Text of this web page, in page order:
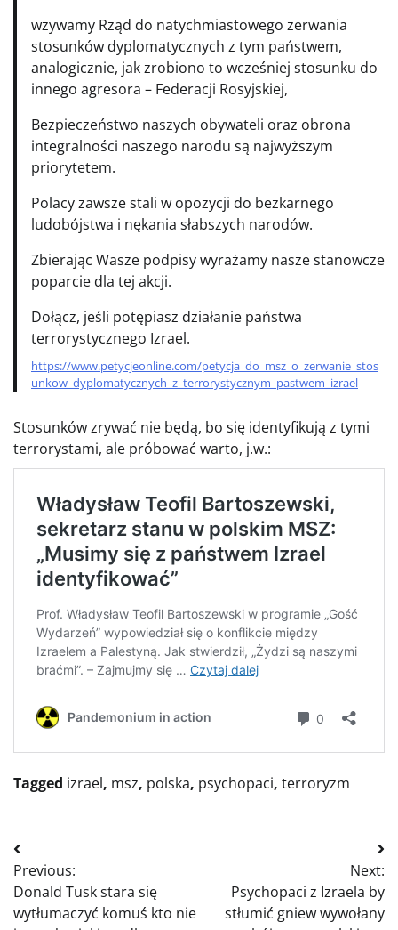
wzywamy Rząd do natychmiastowego zerwania
stosunków dyplomatycznych z tym państwem,
analogicznie, jak zrobiono to wcześniej stosunku do
innego agresora – Federacji Rosyjskiej,
Bezpieczeństwo naszych obywateli oraz obrona
integralności naszego narodu są najwyższym
priorytetem.
Polacy zawsze stali w opozycji do bezkarnego
ludobójstwa i nękania słabszych narodów.
Zbierając Wasze podpisy wyrażamy nasze stanowcze
poparcie dla tej akcji.
Dołącz, jeśli potępiasz działanie państwa
terrorystycznego Izrael.
https://www.petycjeonline.com/petycja_do_msz_o_zerwanie_stos
unkow_dyplomatycznych_z_terrorystycznym_pastwem_izrael
Stosunków zrywać nie będą, bo się identyfikują z tymi
terrorystami, ale próbować warto, j.w.:
Tagged izrael, msz, polska, psychopaci, terroryzm
Nawigacja
wpisu
Previous:
Donald Tusk stara się
wytłumaczyć komuś kto nie
Next:
Psychopaci z Izraela by
stłumić gniew wywołany